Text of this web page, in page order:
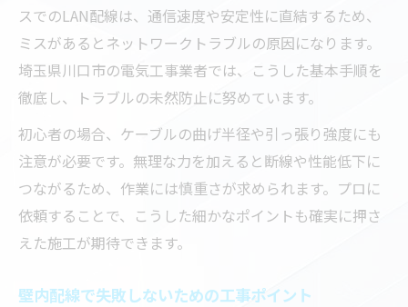
スでのLAN配線は、通信速度や安定性に直結するため、
ミスがあるとネットワークトラブルの原因になります。
埼玉県川口市の電気工事業者では、こうした基本手順を
徹底し、トラブルの未然防止に努めています。
初心者の場合、ケーブルの曲げ半径や引っ張り強度にも
注意が必要です。無理な力を加えると断線や性能低下に
つながるため、作業には慎重さが求められます。プロに
依頼することで、こうした細かなポイントも確実に押さ
えた施工が期待できます。
壁内配線で失敗しないための工事ポイント